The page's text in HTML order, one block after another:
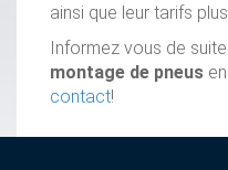
ainsi que leur tarifs
Informez vous de
montage de pneus
contact!